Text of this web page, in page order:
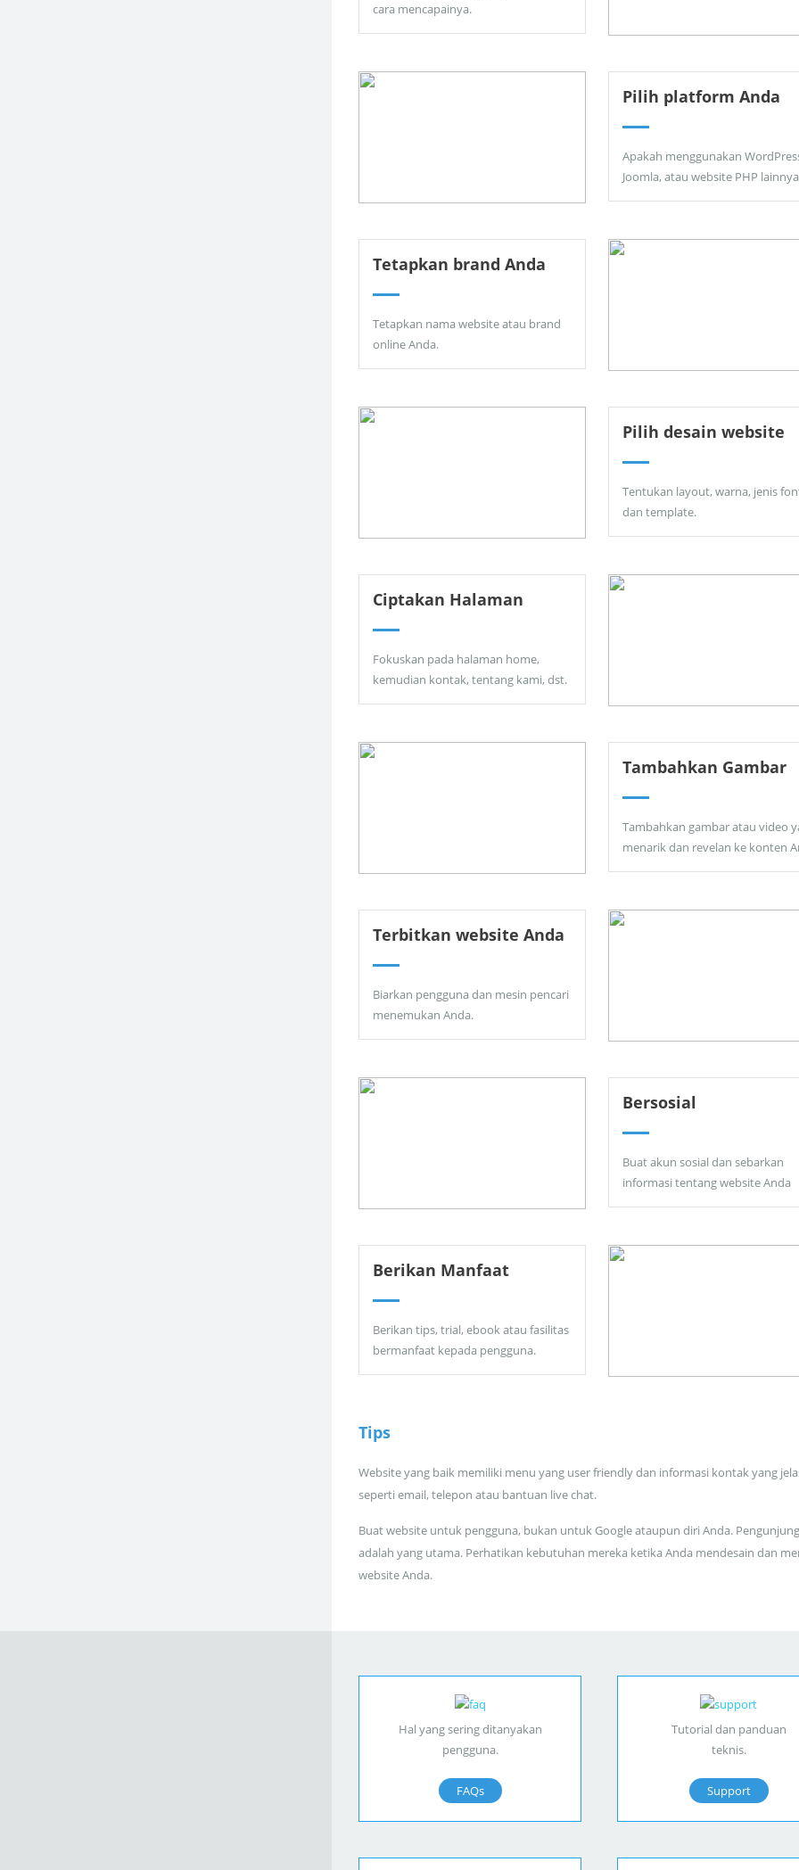
cara mencapainya.
Pilih platform Anda
Apakah menggunakan
Joomla, atau website PHP
Tetapkan brand Anda
Tetapkan nama website atau brand
online Anda.
Pilih desain website
Tentukan layout, warna, jenis
dan template.
Ciptakan Halaman
Fokuskan pada halaman home,
kemudian kontak, tentang kami, dst.
Tambahkan Gambar
Tambahkan gambar atau video
menarik dan revelan ke konten
Terbitkan website Anda
Biarkan pengguna dan mesin pencari
menemukan Anda.
Bersosial
Buat akun sosial dan sebarkan
informasi tentang website Anda
Berikan Manfaat
Berikan tips, trial, ebook atau fasilitas
bermanfaat kepada pengguna.
Tips
Website yang baik memiliki menu yang user friendly dan informasi kontak yang
seperti email, telepon atau bantuan live chat.
Buat website untuk pengguna, bukan untuk Google ataupun diri Anda.
adalah yang utama. Perhatikan kebutuhan mereka ketika Anda mendesain dan
website Anda.
Hal yang sering ditanyakan
pengguna.
FAQs
Tutorial dan panduan
teknis.
Support